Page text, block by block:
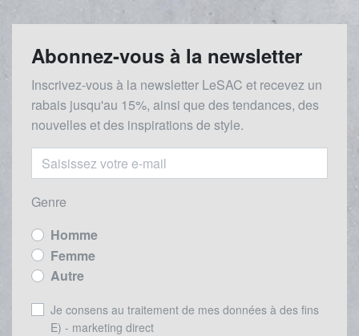
Abonnez-vous à la newsletter
Inscrivez-vous à la newsletter LeSAC et recevez un
rabais jusqu'au 15%, ainsi que des tendances, des
nouvelles et des inspirations de style.
Genre
Homme
Femme
Autre
Je consens au traitement de mes données à des fins
E) - marketing direct